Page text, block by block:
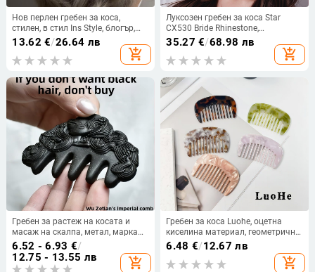
Нов перлен гребен за коса,
стилен, в стил Ins Style, блогър,
същия стил, многослойна
кристална верижка за коса,
аксесоари за коса за жени
13.62 €/26.64 лв
add_shopping_cart
Луксозен гребен за коса Star
CX530 Bride Rhinestone,
обикновен, лек, сватбен, студио,
елегантни аксесоари за коса
35.27 €/68.98 лв
add_shopping_cart
Гребен за растеж на косата и
масаж на скалпа, метал, марка
Other Homes, пролет 2025
6.52 - 6.93 €/
12.75 - 13.55 лв
add_shopping_cart
Гребен за коса Luohe, оцетна
киселина материал, геометрична
форма, прост унисекс стил, ръчна
изработка
6.48 €/12.67 лв
add_shopping_cart